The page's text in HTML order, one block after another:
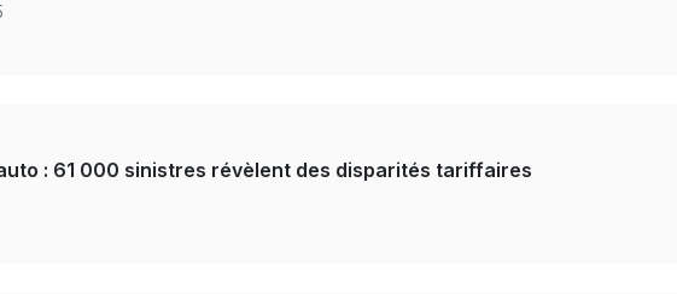
: 61 000 sinistres révèlent des disparités tariffaires